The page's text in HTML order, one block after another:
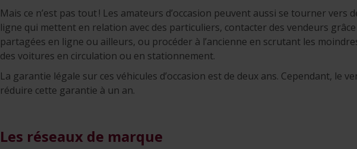
Mais ce n’est pas tout ! Les amateurs d’occasion peuvent aussi se tourner vers
ligne qui mettent en relation avec des particuliers, contacter des vendeurs
partagées en ligne ou ailleurs, ou procéder à l’ancienne en scrutant les
des voitures en circulation ou en stationnement.
La garantie légale sur ces véhicules d’occasion est de deux ans. Cependant, le
réduire cette garantie à un an.
Les réseaux de marque